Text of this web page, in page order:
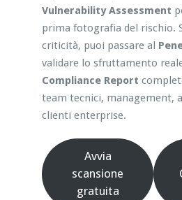
Vulnerability Assessment
prima fotografia del rischio.
criticità, puoi passare al
validare lo sfruttamento
Compliance Report
team tecnici, management,
clienti enterprise.
Avvia
scansione
gratuita